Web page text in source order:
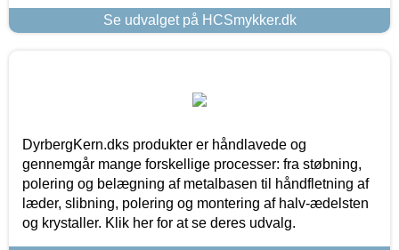
Se udvalget på HCSmykker.dk
DyrbergKern.dks produkter er håndlavede og
gennemgår mange forskellige processer: fra støbning,
polering og belægning af metalbasen til håndfletning af
læder, slibning, polering og montering af halv-ædelsten
og krystaller. Klik her for at se deres udvalg.